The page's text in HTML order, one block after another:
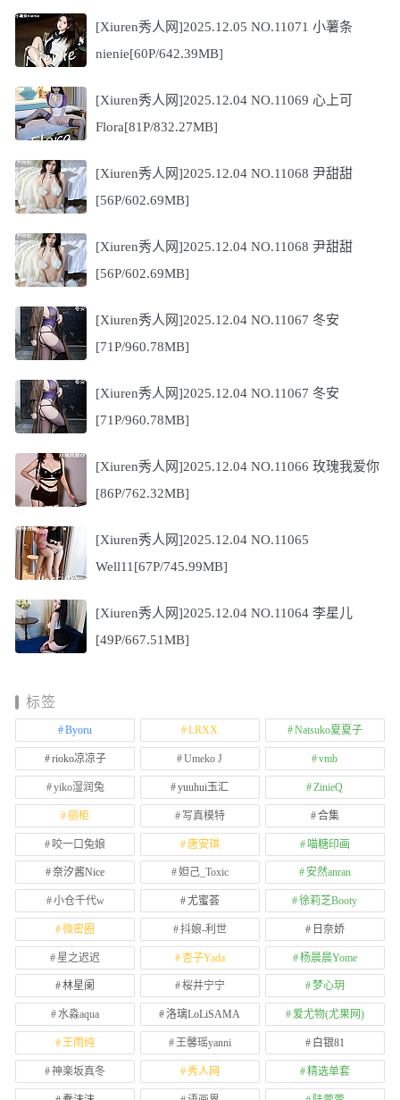
[Xiuren秀人网]2025.12.05 NO.11071 小薯条
nienie[60P/642.39MB]
[Xiuren秀人网]2025.12.04 NO.11069 心上可
Flora[81P/832.27MB]
[Xiuren秀人网]2025.12.04 NO.11068 尹甜甜
[56P/602.69MB]
[Xiuren秀人网]2025.12.04 NO.11068 尹甜甜
[56P/602.69MB]
[Xiuren秀人网]2025.12.04 NO.11067 冬安
[71P/960.78MB]
[Xiuren秀人网]2025.12.04 NO.11067 冬安
[71P/960.78MB]
[Xiuren秀人网]2025.12.04 NO.11066 玫瑰我爱你
[86P/762.32MB]
[Xiuren秀人网]2025.12.04 NO.11065
Well11[67P/745.99MB]
[Xiuren秀人网]2025.12.04 NO.11064 李星儿
[49P/667.51MB]
标签
Byoru LRXX Natsuko夏夏子
rioko凉凉子 Umeko J vmb
yiko湿润兔 yuuhui玉汇 ZinieQ
丽柜 写真模特 合集
咬一口兔娘 唐安琪 喵糖印画
奈汐酱Nice 妲己_Toxic 安然anran
小仓千代w 尤蜜荟 徐莉芝Booty
微密圈 抖娘-利世 日奈娇
星之迟迟 杏子Yada 杨晨晨Yome
林星阑 桜井宁宁 梦心玥
水淼aqua 洛璃LoLiSAMA 爱尤物(尤果网)
王雨纯 王馨瑶yanni 白银81
神楽坂真冬 秀人网 精选单套